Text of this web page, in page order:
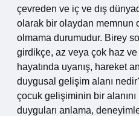
çevreden ve iç ve dış
olarak bir olaydan memnun
olmama durumudur. Birey
girdikçe, az veya çok haz ve
hayatında uyanış, hareket
duygusal gelişim alanı
çocuk gelişiminin bir alanını
duyguları anlama,